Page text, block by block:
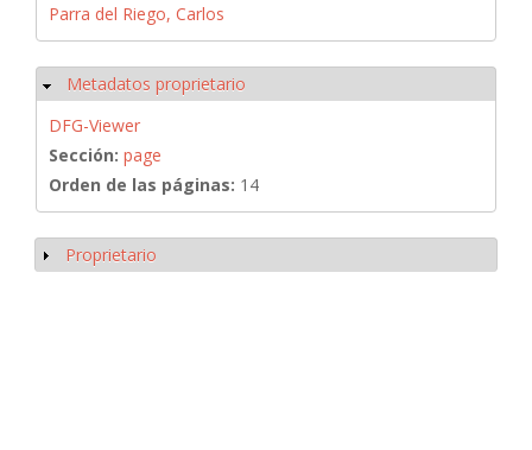
Parra del Riego, Carlos
Ocultar
Metadatos proprietario
DFG-Viewer
Sección: page
Orden de las páginas: 14
Mostrar
Proprietario